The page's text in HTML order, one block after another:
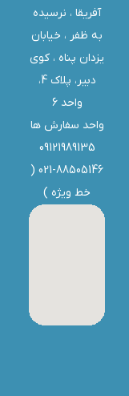
آفریقا ، نرسیده
به ظفر ،‌ خیابان
یزدان پناه ، کوی
دبیر، پلاک 4،
واحد 6
واحد سفارش ها
09121989135
021-88505146 (
خط ویژه )